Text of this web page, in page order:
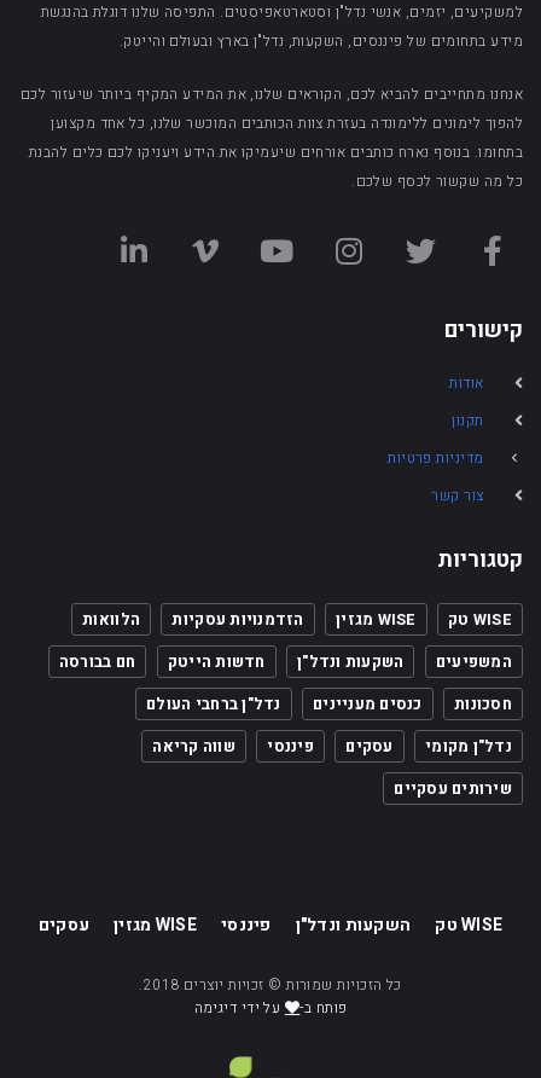
למשקיעים, יזמים, אנשי נדל"ן וסטארטאפיסטים. התפיסה שלנו דוגלת בהנגשת
מידע בתחומים של פיננסים, השקעות, נדל"ן בארץ ובעולם והייטק.
אנחנו מתחייבים להביא לכם, הקוראים שלנו, את המידע המקיף ביותר שיעזור לכם
להפוך לימונים ללימונדה בעזרת צוות הכותבים המוכשר שלנו, כל אחד מקצוען
בתחומו. בנוסף נארח כותבים אורחים שיעמיקו את הידע ויעניקו לכם כלים להבנת
כל מה שקשור לכסף שלכם.
קישורים
אודות
תקנון
מדיניות פרטיות
צור קשר
קטגוריות
WISE טק WISE מגזין הזדמנויות עסקיות
הלוואות
המשפיעים
השקעות ונדל"ן חדשות הייטק
חם בבורסה
חסכונות
כנסים מעניינים
נדל"ן ברחבי העולם
נדל"ן מקומי
עסקים פיננסי
שווה קריאה
שירותים עסקיים
WISE טק השקעות ונדל"ן פיננסי WISE מגזין עסקים
כל הזכויות שמורות © זכויות יוצרים 2018.
פותח ב-
על ידי דיגימה